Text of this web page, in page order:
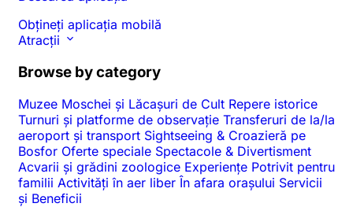
Obțineți aplicația mobilă
Atracții
Browse by category
Muzee Moschei și Lăcașuri de Cult Repere istorice
Turnuri și platforme de observație Transferuri de la/la
aeroport și transport Sightseeing & Croazieră pe
Bosfor Oferte speciale Spectacole & Divertisment
Acvarii și grădini zoologice Experiențe Potrivit pentru
familii Activități în aer liberÎn afara orașului Servicii
și Beneficii